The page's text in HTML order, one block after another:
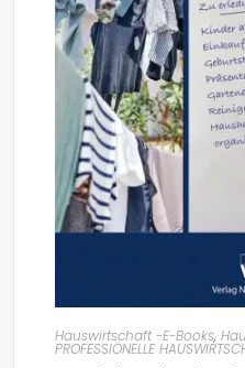
Hauswirtschaft -E-Books,
PROFESSIONELLE